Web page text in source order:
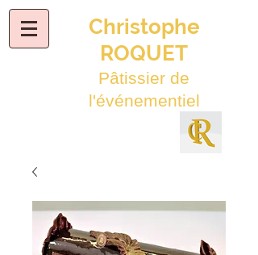
Christophe
ROQUET
Pâtissier de
l'événementiel